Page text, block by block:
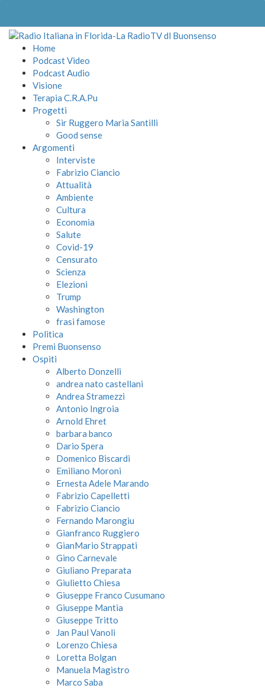
Home
Podcast Video
Podcast Audio
Visione
Terapia C.R.A.Pu
Progetti
Sir Ruggero Maria Santilli
Good sense
Argomenti
Interviste
Fabrizio Ciancio
Attualità
Ambiente
Cultura
Economia
Salute
Covid-19
Censurato
Scienza
Elezioni
Trump
Washington
frasi famose
Politica
Premi Buonsenso
Ospiti
Alberto Donzelli
andrea nato castellani
Andrea Stramezzi
Antonio Ingroia
Arnold Ehret
barbara banco
Dario Spera
Domenico Biscardi
Emiliano Moroni
Ernesta Adele Marando
Fabrizio Capelletti
Fabrizio Ciancio
Fernando Marongiu
Gianfranco Ruggiero
GianMario Strappati
Gino Carnevale
Giuliano Preparata
Giulietto Chiesa
Giuseppe Franco Cusumano
Giuseppe Mantia
Giuseppe Tritto
Jan Paul Vanoli
Lorenzo Chiesa
Loretta Bolgan
Manuela Magistro
Marco Saba